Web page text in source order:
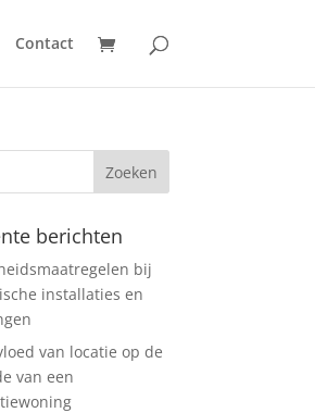
Contact
berichten
bij
installaties en
van locatie op de
van een